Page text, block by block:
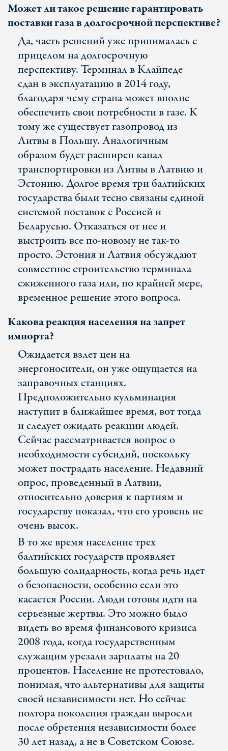
Может ли такое решение гарантировать
поставки газа в долгосрочной перспективе?
Да, часть решений уже принималась с
прицелом на долгосрочную
перспективу. Терминал в Клайпеде
сдан в эксплуатацию в 2014 году,
благодаря чему страна может вполне
обеспечить свои потребности в газе. К
тому же существует газопровод из
Литвы в Польшу. Аналогичным
образом будет расширен канал
транспортировки из Литвы в Латвию и
Эстонию. Долгое время три балтийских
государства были тесно связаны единой
системой поставок с Россией и
Беларусью. Отказаться от нее и
выстроить все по-новому не так-то
просто. Эстония и Латвия обсуждают
совместное строительство терминала
сжиженного газа или, по крайней мере,
временное решение этого вопроса.
Какова реакция населения на запрет
импорта?
Ожидается взлет цен на
энергоносители, он уже ощущается на
заправочных станциях.
Предположительно кульминация
наступит в ближайшее время, вот тогда
и следует ожидать реакции людей.
Сейчас рассматривается вопрос о
необходимости субсидий, поскольку
может пострадать население. Недавний
опрос, проведенный в Латвии,
относительно доверия к партиям и
государству показал, что его уровень не
очень высок.
В то же время население трех
балтийских государств проявляет
большую солидарность, когда речь идет
о безопасности, особенно если это
касается России. Люди готовы идти на
серьезные жертвы. Это можно было
видеть во время финансового кризиса
2008 года, когда государственным
служащим урезали зарплаты на 20
процентов. Население не протестовало,
понимая, что альтернативы для защиты
своей независимости нет. Но сейчас
полтора поколения граждан выросли
после обретения независимости более
30 лет назад, а не в Советском Союзе.